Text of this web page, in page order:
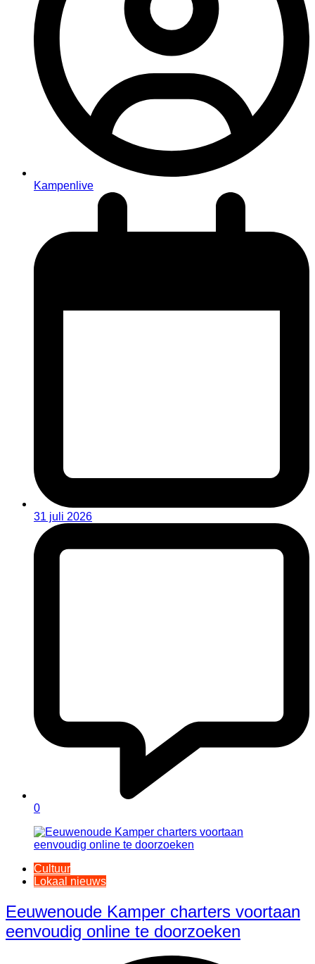
Kampenlive
31 juli 2026
0
Cultuur
Lokaal nieuws
Eeuwenoude Kamper charters voortaan
eenvoudig online te doorzoeken